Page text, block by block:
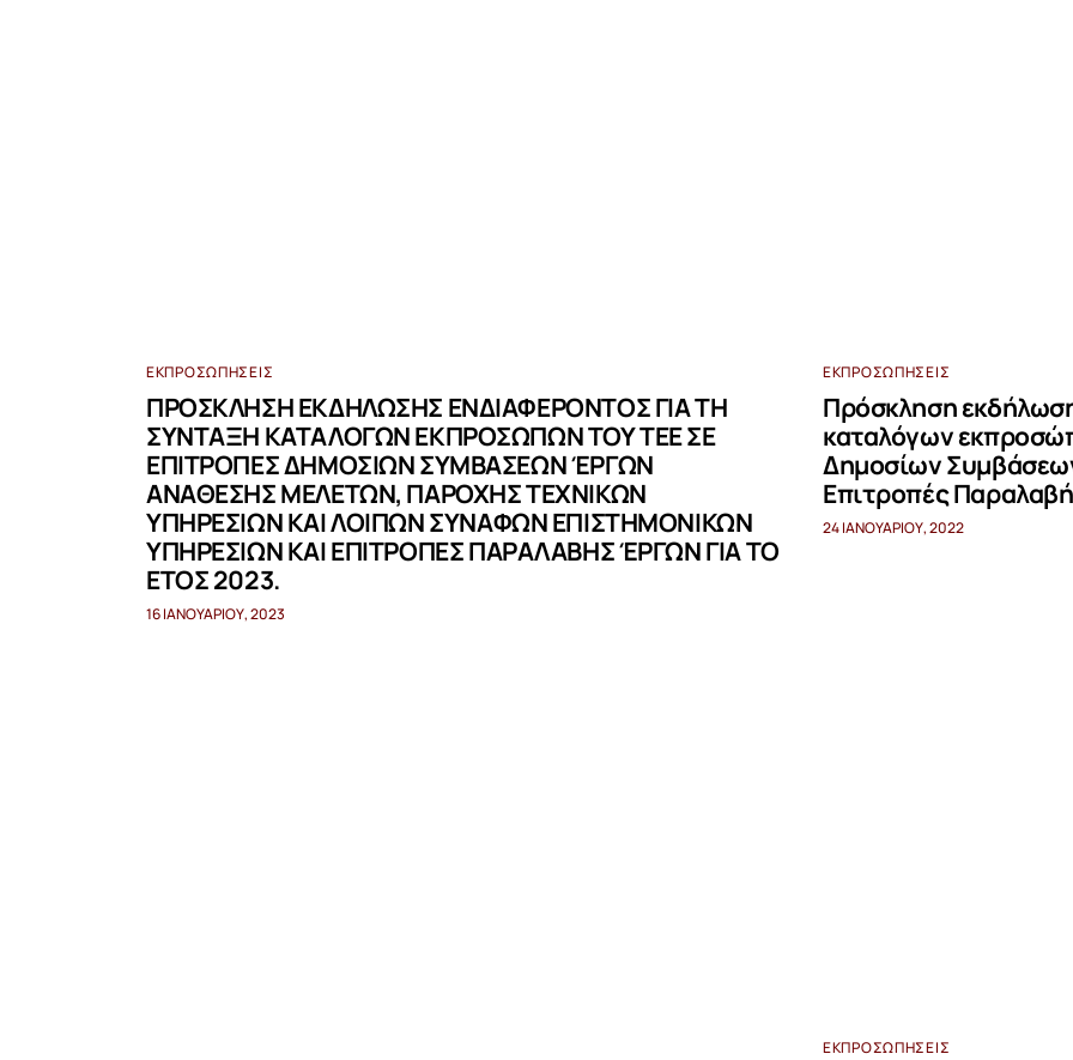
ΕΚΠΡΟΣΩΠΉΣΕΙΣ
ΠΡΟΣΚΛΗΣΗ ΕΚΔΗΛΩΣΗΣ ΕΝΔΙΑΦΕΡΟΝΤΟΣ ΓΙΑ ΤΗ
ΣΥΝΤΑΞΗ ΚΑΤΑΛΟΓΩΝ ΕΚΠΡΟΣΩΠΩΝ ΤΟΥ ΤΕΕ ΣΕ
ΕΠΙΤΡΟΠΕΣ ΔΗΜΟΣΙΩΝ ΣΥΜΒΑΣΕΩΝ ΈΡΓΩΝ
ΑΝΑΘΕΣΗΣ ΜΕΛΕΤΩΝ, ΠΑΡΟΧΗΣ ΤΕΧΝΙΚΩΝ
ΥΠΗΡΕΣΙΩΝ ΚΑΙ ΛΟΙΠΩΝ ΣΥΝΑΦΩΝ ΕΠΙΣΤΗΜΟΝΙΚΩΝ
ΥΠΗΡΕΣΙΩΝ ΚΑΙ ΕΠΙΤΡΟΠΕΣ ΠΑΡΑΛΑΒΗΣ ΈΡΓΩΝ ΓΙΑ ΤΟ
ΕΤΟΣ 2023.
16 ΙΑΝΟΥΑΡΊΟΥ, 2023
ΕΚΠΡΟΣΩΠΉΣΕΙΣ
Πρόσκληση
καταλόγων
Δημοσίων
Επιτροπές
24 ΙΑΝΟΥΑΡΊΟΥ, 2022
ΕΚΠΡΟΣΩΠΉΣΕΙΣ